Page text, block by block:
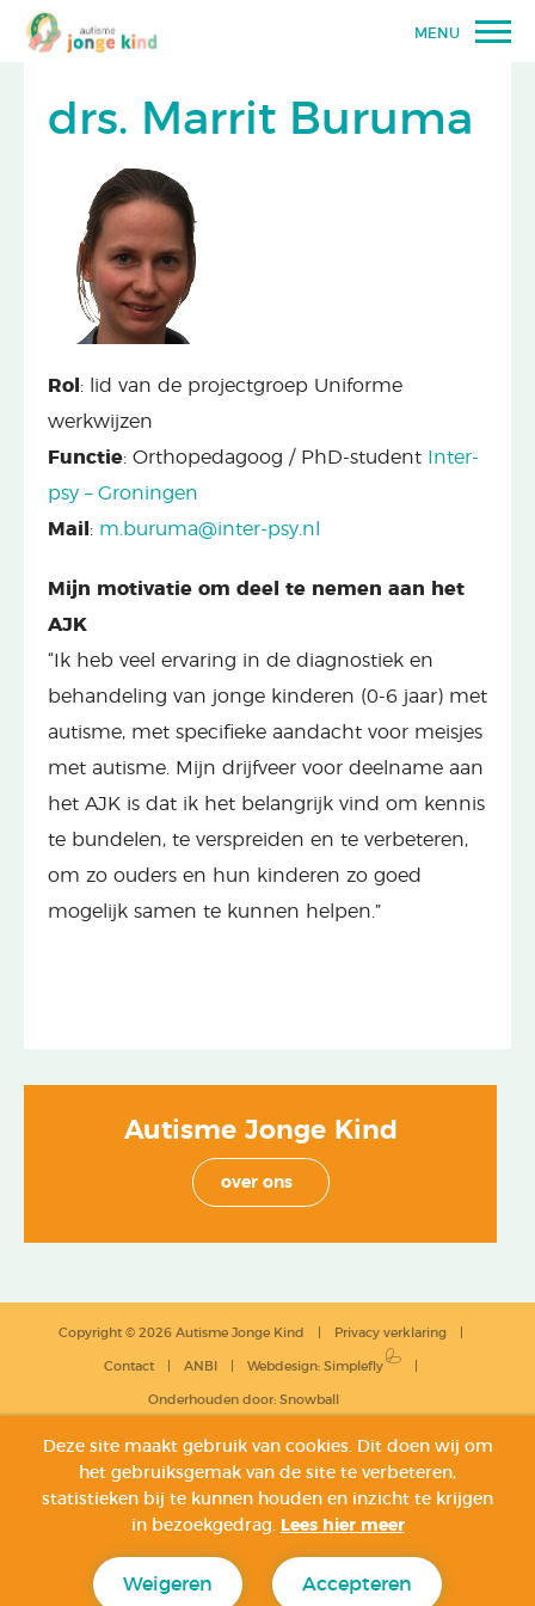
MENU
drs. Marrit Buruma
Rol : lid van de projectgroep Uniforme
werkwijzen
Functie: Orthopedagoog / PhD-student
Inter-
psy – Groningen
Mail : m.buruma@inter-psy.nl
Mijn motivatie om deel te nemen aan het
AJK
“Ik heb veel ervaring in de diagnostiek en
behandeling van jonge kinderen (0-6 jaar) met
autisme, met specifieke aandacht voor meisjes
met autisme. Mijn drijfveer voor deelname aan
het AJK is dat ik het belangrijk vind om kennis
te bundelen, te verspreiden en te verbeteren,
om zo ouders en hun kinderen zo goed
mogelijk samen te kunnen helpen.”
Autisme Jonge Kind
over ons
Copyright © 2026 Autisme Jonge Kind Privacy verklaring
Contact ANBI Webdesign: Simplefly
Onderhouden door: Snowball
Deze site maakt gebruik van cookies. Dit doen wij om
het gebruiksgemak van de site te verbeteren,
statistieken bij te kunnen houden en inzicht te krijgen
in bezoekgedrag. Lees hier meer
Weigeren Accepteren